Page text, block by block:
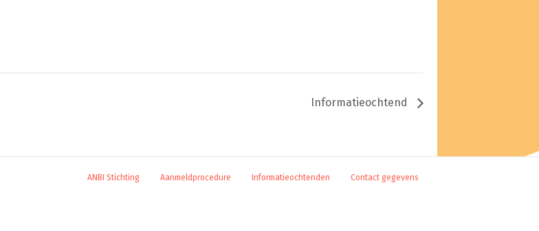
Informatieochtend
ANBI Stichting Aanmeldprocedure Informatieochtenden Contact gegevens